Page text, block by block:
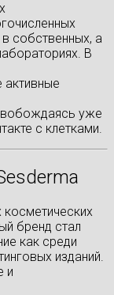
собственных, а
В
активные
уже
с клетками.
косметических
бренд стал
как среди
изданий.
и